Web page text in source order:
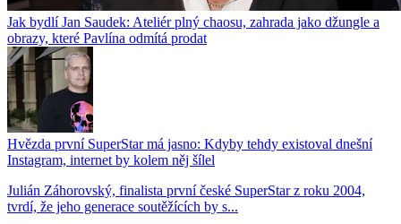
Jak bydlí Jan Saudek: Ateliér plný chaosu, zahrada jako džungle a
obrazy, které Pavlína odmítá prodat
Hvězda první SuperStar má jasno: Kdyby tehdy existoval dnešní
Instagram, internet by kolem něj šílel
Julián Záhorovský, finalista první české SuperStar z roku 2004,
tvrdí, že jeho generace soutěžících by s...